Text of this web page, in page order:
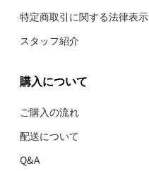
特定商取引に関する法律表示
スタッフ紹介
購入について
ご購入の流れ
配送について
Q&A